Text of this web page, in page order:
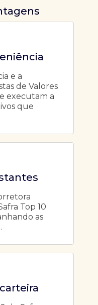
e a
de Valores
executam a
que
Top 10
as